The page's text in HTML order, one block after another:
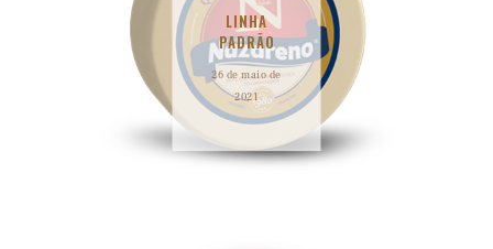
LINHA
PADRÃO
26 de maio de
2021